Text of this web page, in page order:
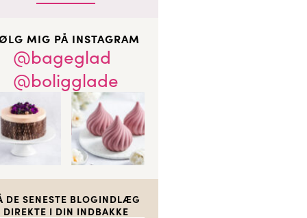
MIG PÅ INSTAGRAM
@bageglad
@boligglade
DE SENESTE BLOGINDLÆG
DIREKTE I DIN INDBAKKE